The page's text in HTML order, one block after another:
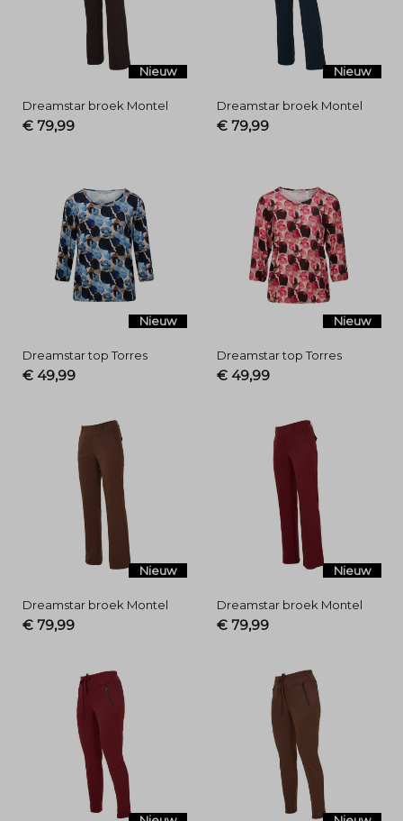
Nieuw
Dreamstar broek Montel
€ 79,99
Nieuw
Dreamstar broek Montel
€ 79,99
Nieuw
Dreamstar top Torres
€ 49,99
Nieuw
Dreamstar top Torres
€ 49,99
Nieuw
Dreamstar broek Montel
€ 79,99
Nieuw
Dreamstar broek Montel
€ 79,99